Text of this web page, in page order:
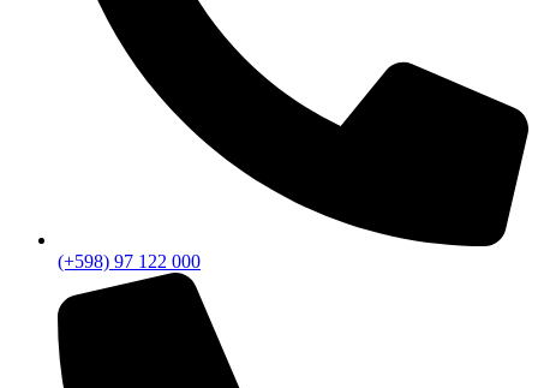
(+598) 97 122 000